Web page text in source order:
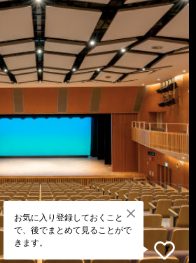
お気に入り登録しておくこと
で、後でまとめて見ることがで
きます。